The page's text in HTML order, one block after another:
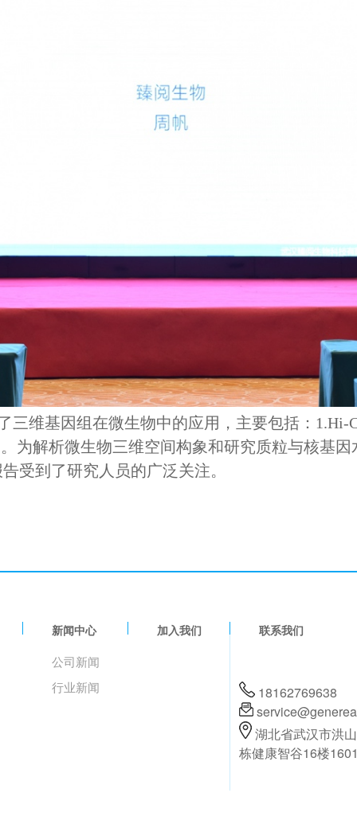
三维基因组在微生物中的应用，主要包括：
为解析微生物三维空间构象和研究质粒与核基
受到了研究人员的广泛关注。
新闻中心
公司新闻
行业新闻
加入我们 联系我们
18162769638
湖北省武汉市洪
栋健康智谷16楼